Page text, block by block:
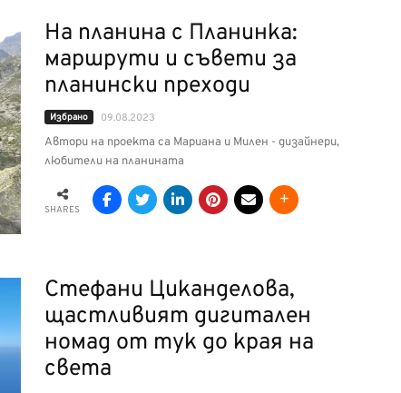
На планина с Планинка:
маршрути и съвети за
планински преходи
Избрано 09.08.2023
Автори на проекта са Мариана и Милен - дизайнери,
любители на планината
SHARES
Стефани Циканделова,
щастливият дигитален
номад от тук до края на
света